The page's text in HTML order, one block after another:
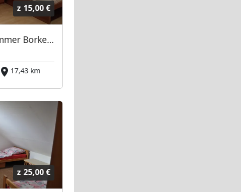
z 15,00 €
Monteurzimmer Borken-Gemen und Borken-Burlo bei Lehmann
17,43 km
z 25,00 €